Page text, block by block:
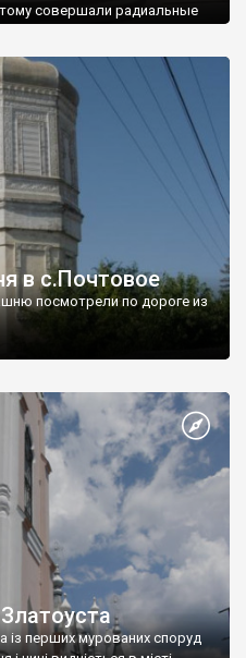
совершали радиальные
в с.Почтовое
посмотрели по дороге из
із перших мурованих споруд